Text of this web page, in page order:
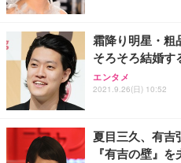
霜降り明星・粗
そろそろ結婚す
エンタメ
2021.9.26(日) 10:52
夏目三久、有吉
『有吉の壁』